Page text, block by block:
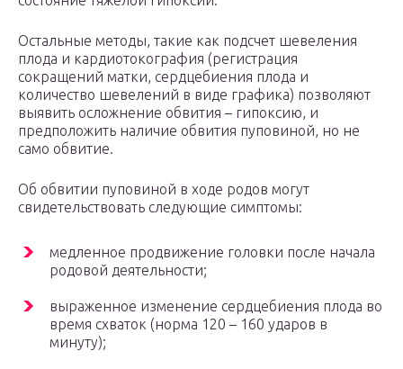
Остальные методы, такие как подсчет шевеления
плода и кардиотокография (регистрация
сокращений матки, сердцебиения плода и
количество шевелений в виде графика) позволяют
выявить осложнение обвития – гипоксию, и
предположить наличие обвития пуповиной, но не
само обвитие.
Об обвитии пуповиной в ходе родов могут
свидетельствовать следующие симптомы:
медленное продвижение головки после начала
родовой деятельности;
выраженное изменение сердцебиения плода во
время схваток (норма 120 – 160 ударов в
минуту);